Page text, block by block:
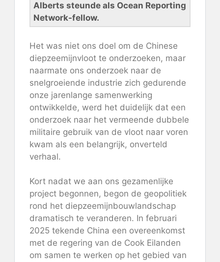
Alberts steunde als Ocean Reporting
Network-fellow.
Het was niet ons doel om de Chinese
diepzeemijnvloot te onderzoeken, maar
naarmate ons onderzoek naar de
snelgroeiende industrie zich gedurende
onze jarenlange samenwerking
ontwikkelde, werd het duidelijk dat een
onderzoek naar het vermeende dubbele
militaire gebruik van de vloot naar voren
kwam als een belangrijk, onverteld
verhaal.
Kort nadat we aan ons gezamenlijke
project begonnen, begon de geopolitiek
rond het diepzeemijnbouwlandschap
dramatisch te veranderen. In februari
2025 tekende China een overeenkomst
met de regering van de Cook Eilanden
om samen te werken op het gebied van